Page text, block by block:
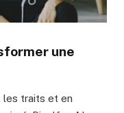
une
les traits et en